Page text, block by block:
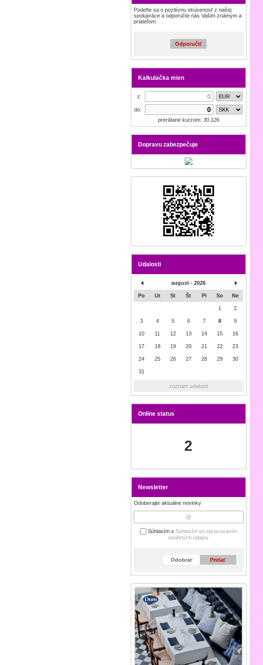
Podeľte sa o pozitívnu skúsenosť z našej
spolupráce a odporučte nás Vašim známym a
priateľom:
Odporučiť
Kalkulačka mien
z:
do:
prerátané kurzom: 30.126
Dopravu zabezpečuje
Udalosti
august - 2026
Po Ut St Št Pi So Ne
1 2
3 4 5 6 7 8 9
10 11 12 13 14 15 16
17 18 19 20 21 22 23
24 25 26 27 28 29 30
31
zoznam udalostí
Online status
2
Newsletter
Odoberajte aktuálne novinky
Súhlasím s Súhlasím so spracovaním
osobných údajov
Odobrať Pridať